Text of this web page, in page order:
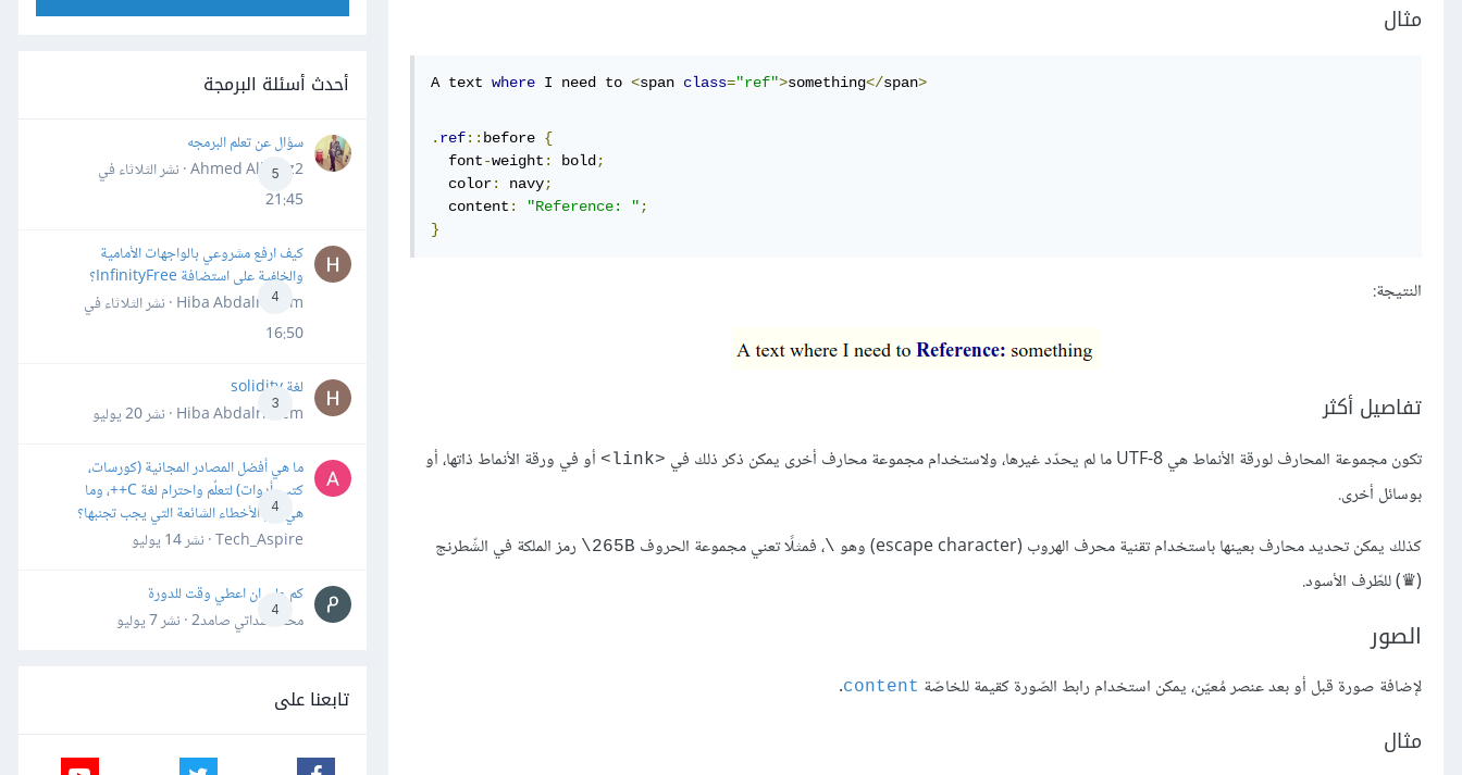
مثال
A text where I need to <span class="ref">something</span>
. ref:: before {
  font
-weight : bold ;
  color
: navy;
  content
: "Reference: " ;
}
النتيجة:
تفاصيل أكثر
تكون مجموعة المحارف لورقة الأنماط هي UTF-8 ما لم يحدّد غيرها، ولاستخدام مجموعة محارف أخرى يمكن ذكر ذلك في <link>
أو في ورقة الأنماط ذاتها، أو
بوسائل أخرى.
كذلك يمكن تحديد محارف بعينها باستخدام تقنية محرف‎ الهروب (escape character) وهو
\، فمثلًا تعني مجموعة الحروف ‎ \265B ‎ رمز الملكة في الشّطرنج
(♛) للطّرف الأسود.
الصور
لإضافة صورة قبل أو بعد عنصر مُعيّن، يمكن استخدام رابط الصّورة كقيمة للخاصّة content
.
مثال
أحدث أسئلة البرمجة
5
سؤال عن تعلم البرمجه
Ahmed Alhafiz2 · نشر
الثلاثاء في
21:45
4
كيف ارفع مشروعي بالواجهات الأمامية
والخلفية على استضافة InfinityFree؟
Hiba Abdalrheem · نشر
الثلاثاء في
16:50
3
لغة solidity
Hiba Abdalrheem · نشر
20 يوليو
4
ما هي أفضل المصادر المجانية (كورسات،
كتب، أدوات) لتعلّم واحترام لغة C++، وما
هي أهم الأخطاء الشائعة التي يجب تجنبها؟
Tech_Aspire · نشر
14 يوليو
4
كم علي ان اعطي وقت للدورة
محمد سداتي صامد2 · نشر
7 يوليو
تابعنا على